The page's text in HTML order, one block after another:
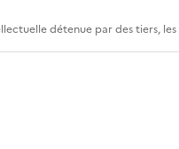
détenue par des tiers,